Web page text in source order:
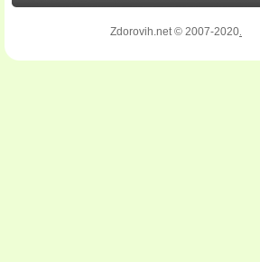
Zdorovih.net © 2007-2020